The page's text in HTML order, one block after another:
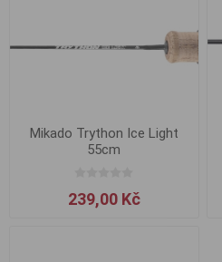
Mikado Trython Ice Light
55cm
239,00 Kč